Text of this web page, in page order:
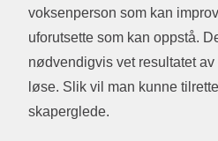
voksenperson som kan
uforutsette som kan oppstå.
nødvendigvis vet resultatet
løse. Slik vil man kunne
skaperglede.